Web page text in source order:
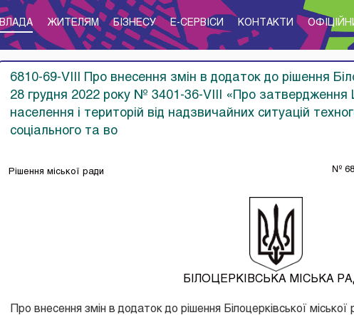
ВЛАДА ЖИТЕЛЯМ БІЗНЕСУ E-CЕРВІСИ КОНТАКТИ
6810-69-VIII Про внесення змін в додаток до рішення
28 грудня 2022 року № 3401-36-VIII «Про затвердження
населення і територій від надзвичайних ситуацій
соціального та во
Рішення міської ради №
БІЛОЦЕРКІВСЬКА МІСЬКА
Про внесення змін в додаток до рішення Білоцерківської